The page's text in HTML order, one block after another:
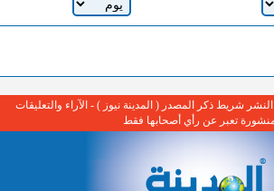
شريط ذكر المصدر ( المدينة نيوز ) - الآراء والتعليقات
تعبر عن رأي أصحابها فقط